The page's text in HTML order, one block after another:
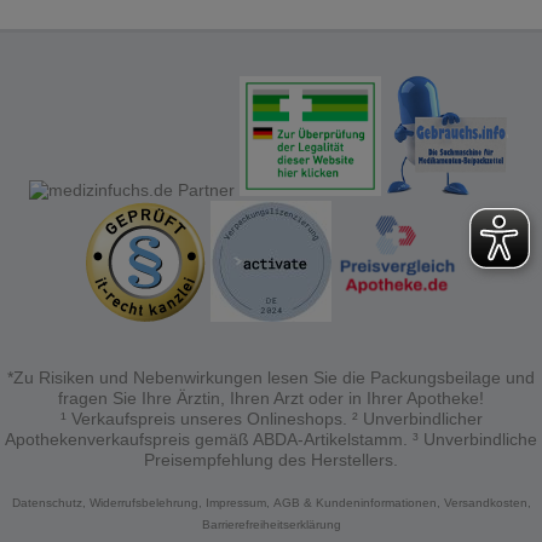
*Zu Risiken und Nebenwirkungen lesen Sie die Packungsbeilage und
fragen Sie Ihre Ärztin, Ihren Arzt oder in Ihrer Apotheke!
¹ Verkaufspreis unseres Onlineshops. ² Unverbindlicher
Apothekenverkaufspreis gemäß ABDA-Artikelstamm. ³ Unverbindliche
Preisempfehlung des Herstellers.
Datenschutz, Widerrufsbelehrung, Impressum, AGB & Kundeninformationen,
Versandkosten,
Barrierefreiheitserklärung